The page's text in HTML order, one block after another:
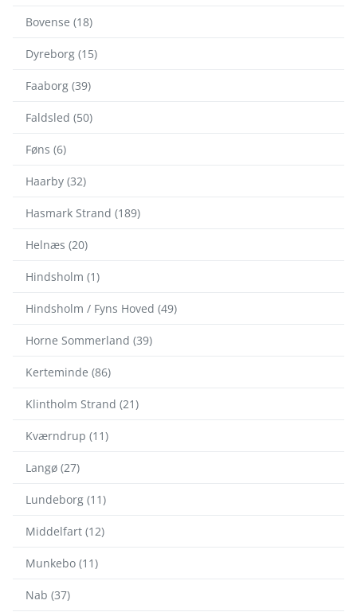
Bovense (18)
Dyreborg (15)
Faaborg (39)
Faldsled (50)
Føns (6)
Haarby (32)
Hasmark Strand (189)
Helnæs (20)
Hindsholm (1)
Hindsholm / Fyns Hoved (49)
Horne Sommerland (39)
Kerteminde (86)
Klintholm Strand (21)
Kværndrup (11)
Langø (27)
Lundeborg (11)
Middelfart (12)
Munkebo (11)
Nab (37)